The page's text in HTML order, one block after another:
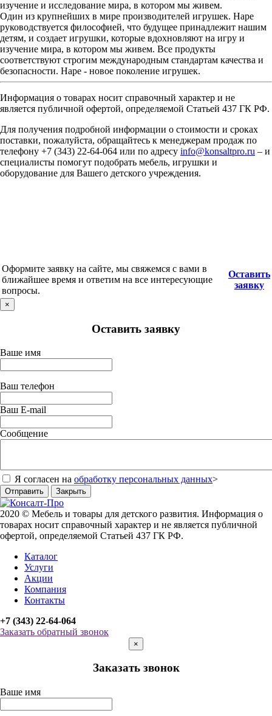
изучение и исследование мира, в котором мы живем.
Один из крупнейших в мире производителей игрушек. Hape
руководствуется философией, что будущее принадлежит нашим
детям, и создает игрушки, которые вдохновляют на игру и
изучение мира, в котором мы живем. Все продукты
соответствуют строгим международным стандартам качества и
безопасности. Hape - новое поколение игрушек.
Информация о товарах носит справочный характер и не
является публичной офертой, определяемой Статьей 437 ГК РФ.
Для получения подробной информации о стоимости и сроках
поставки, пожалуйста, обращайтесь к менеджерам продаж по
телефону +7 (343) 22-64-064 или по адресу info@konsaltpro.ru – и
специалисты помогут подобрать мебель, игрушки и
оборудование для Вашего детского учреждения.
Оформите заявку на сайте, мы свяжемся с вами в
ближайшее время и ответим на все интересующие
вопросы.
Оставить
заявку
×
Оставить заявку
Ваше имя
Ваш телефон
Ваш E-mail
Сообщение
Я согласен на обработку персональных данных>
Отправить Закрыть
2020 © Мебель и товары для детского развития. Информация о
товарах носит справочный характер и не является публичной
офертой, определяемой Статьей 437 ГК РФ.
Каталог
Услуги
Акции
Компания
Контакты
+7 (343) 22-64-064
Заказать обратный звонок
×
Заказать звонок
Ваше имя